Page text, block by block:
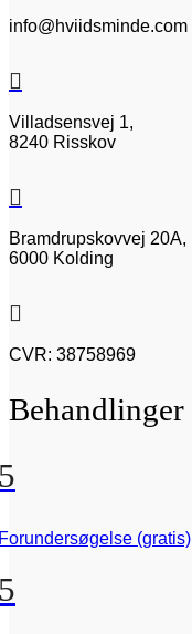
info@hviidsminde.com

Villadsensvej 1,
8240 Risskov

Bramdrupskovvej 20A,
6000 Kolding

CVR: 38758969
Behandlinger
(gratis)